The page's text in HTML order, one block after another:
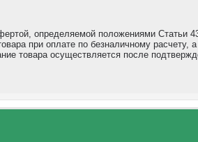
определяемой положениями Статьи
при оплате по безналичному
товара осуществляется после